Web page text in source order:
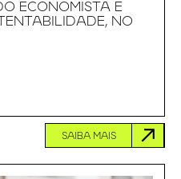
ECONOMISTA E
NO
SAIBA MAIS